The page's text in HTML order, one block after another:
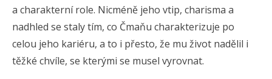
a charakterní role. Nicméně jeho vtip, charisma a
nadhled se staly tím, co Čmaňu charakterizuje po
celou jeho kariéru, a to i přesto, že mu život nadělil i
těžké chvíle, se kterými se musel vyrovnat.